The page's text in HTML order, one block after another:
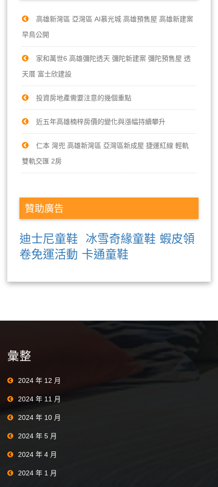
高雄新灣區 亞灣區 AI慕光城 高雄預售屋 高雄新建案
早鳥公開
家和萬世6 高雄彌陀透天 彌陀新建案 彌陀預售屋 透
天厝 富士欣建設
投資房地產需要注意的幾個重點
近五年高雄楠梓房價的變化與漲幅持續攀升
仁本 灣兜 高雄新灣區 亞灣區新成屋 捷運紅線 輕軌
雙軌交匯 2房
贊助廣告
迪士尼童鞋 冰雪奇緣童鞋 蝦皮領
卷免運活動 卡通童鞋
彙整
2024 年 12 月
2024 年 11 月
2024 年 10 月
2024 年 5 月
2024 年 4 月
2024 年 1 月